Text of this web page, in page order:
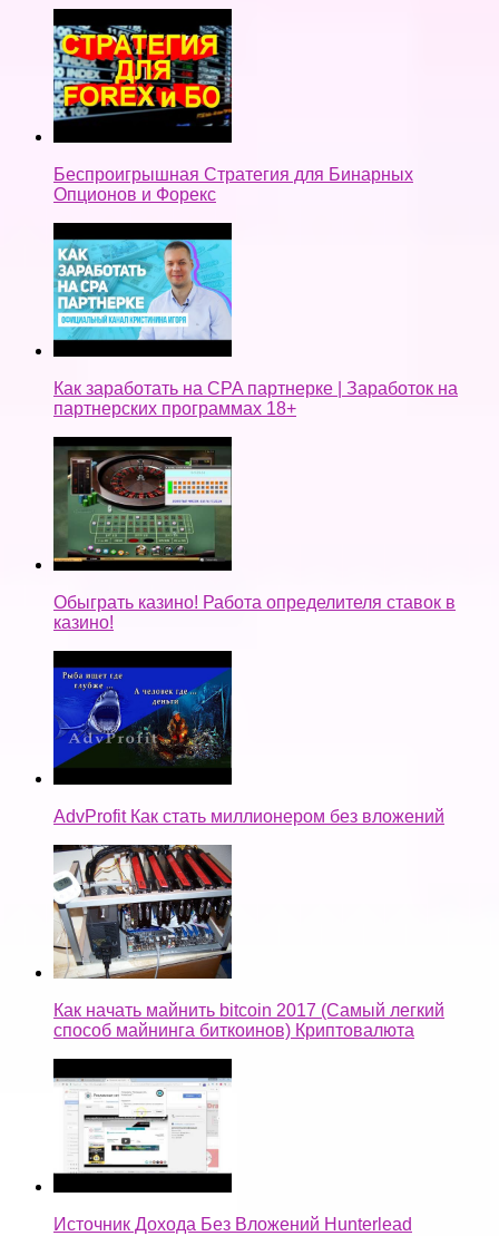
Беспроигрышная Стратегия для Бинарных
Опционов и Форекс
Как заработать на CPA партнерке | Заработок на
партнерских программах 18+
Обыграть казино! Работа определителя ставок в
казино!
AdvProfit Как стать миллионером без вложений
Как начать майнить bitcoin 2017 (Самый легкий
способ майнинга биткоинов) Криптовалюта
Источник Дохода Без Вложений Hunterlead